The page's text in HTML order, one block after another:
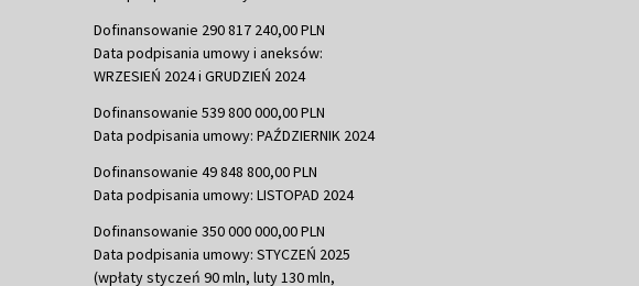
Dofinansowanie 290 817 240,00 PLN
Data podpisania umowy i aneksów:
WRZESIEŃ 2024 i GRUDZIEŃ 2024
Dofinansowanie 539 800 000,00 PLN
Data podpisania umowy: PAŹDZIERNIK 2024
Dofinansowanie 49 848 800,00 PLN
Data podpisania umowy: LISTOPAD 2024
Dofinansowanie 350 000 000,00 PLN
Data podpisania umowy: STYCZEŃ 2025
(wpłaty styczeń 90 mln, luty 130 mln,